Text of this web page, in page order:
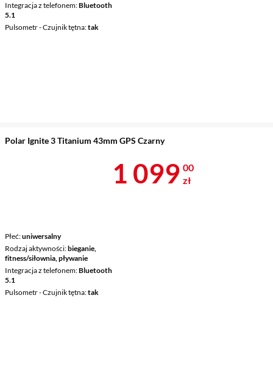
Integracja z telefonem Bluetooth
5.1
Pulsometr - Czujnik tętna tak
Polar Ignite 3 Titanium 43mm GPS Czarny
Płeć uniwersalny
Rodzaj aktywności bieganie,
fitness/siłownia, pływanie
Integracja z telefonem Bluetooth
5.1
Pulsometr - Czujnik tętna tak
Cena 1 099 zł
1 099 00
zł